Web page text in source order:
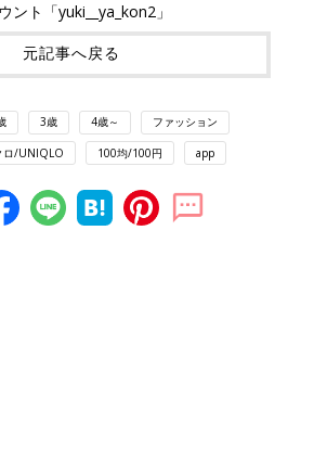
ト「yuki__ya_kon2」
元記事へ戻る
3歳 4歳～ ファッション
ロ/UNIQLO 100均/100円 app